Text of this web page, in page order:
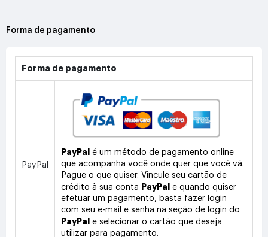
Forma de pagamento
Forma de pagamento
PayPal
PayPal
é um método de pagamento online
que acompanha você onde quer que você vá.
Pague o que quiser. Vincule seu cartão de
crédito à sua conta PayPal
e quando quiser
efetuar um pagamento, basta fazer login
com seu e-mail e senha na seção de login do
PayPal
e selecionar o cartão que deseja
utilizar para pagamento.